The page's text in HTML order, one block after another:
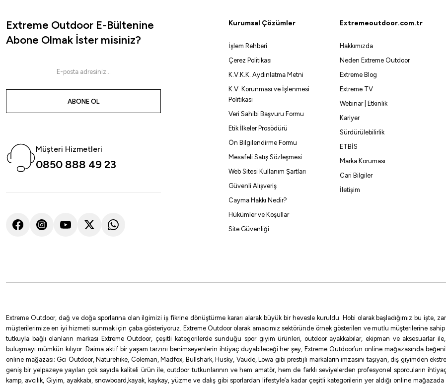
Extreme Outdoor E-Bültenine
Abone Olmak İster misiniz?
ABONE OL
Müşteri Hizmetleri
0850 888 49 23
Kurumsal Çözümler
İşlem Rehberi
Çerez Politikası
K.V.K.K. Aydınlatma Metni
K.V. Korunması ve İşlenmesi
Politikası
Veri Sahibi Başvuru Formu
Etik İlkeler Prosödürü
Ön Bilgilendirme Formu
Mesafeli Satış Sözleşmesi
Web Sitesi Kullanım Şartları
Güvenli Alışveriş
Cayma Hakkı Nedir?
Hükümler ve Koşullar
Site Güvenliği
Extremeoutdoor.com.tr
Hakkımızda
Neden Extreme Outdoor
Extreme Blog
Extreme TV
Webinar | Etkinlik
Kariyer
Sürdürülebilirlik
ETBİS
Marka Koruması
Cari Bilgiler
İletişim
Extreme Outdoor, dağ ve doğa sporlarına olan ilgimizi iş fikrine dönüştürme kararı alarak büyük bir hevesle kuruldu. Hobi olarak başladığımız bu işte,
müşterilerimize en iyi hizmeti sunmak için çaba gösteriyoruz. Extreme Outdoor olarak amacımız sektöründe örnek gösterilen ve mutlu müşterilerine
tutkuyla bağlı olanların markası Extreme Outdoor, çeşitli kategorilerde sunduğu spor giyim ürünleri, outdoor ayakkabılar, ekipman ve aksesuarlar
buluşmayı mümkün kılıyor. Daima aktif bir yaşam tarzını benimseyenlerin ihtiyaç duyabileceği her şey, Extreme Outdoor’un online mağazasında
online mağazası; Gci Outdoor, Naturehike, Coleman, Madfox, Bullshark, Husky, Vaude, Lowa gibi prestijli markaların imzasını taşıyan, dış giyimden
geniş bir yelpazeye yayılan çok sayıda kaliteli ürün ile, outdoor tutkunlarının ve hem amatör, hem de farklı seviyelerden profesyonel sporcuların
kamp, avcılık, Giyim, ayakkabı, snowboard,kayak, kaykay, yüzme ve dalış gibi sporlardan lifestyle’a kadar çeşitli kategorilerin yer aldığı online